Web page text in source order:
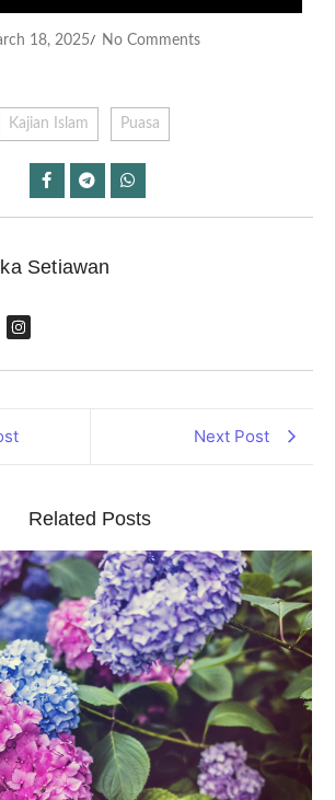
18, 2025/ No Comments
Kajian Islam Puasa
Setiawan
Next Post
Related Posts